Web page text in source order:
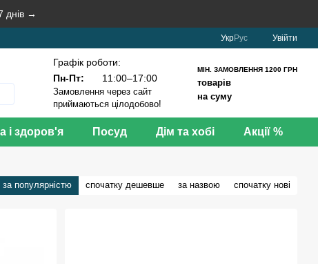
днів →
УкрРус Увійти
Графік роботи:
Пн-Пт:
11:00–17:00
Замовлення через сайт
приймаються цілодобово!
МІН. ЗАМОВЛЕННЯ 1200 ГРН
товарів
на суму
і здоров'я Посуд Дім та хобі Акції %
за популярністю спочатку дешевше за назвою спочатку нові